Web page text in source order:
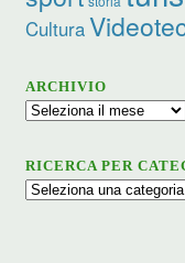
Cultura
ARCHIVIO
Archivio
RICERCA PER
Ricerca